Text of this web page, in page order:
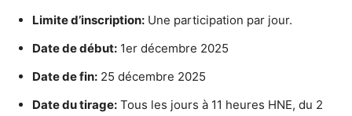
Limite d’inscription: Une participation par jour.
Date de début: 1er décembre 2025
Date de fin: 25 décembre 2025
Date du tirage: Tous les jours à 11 heures HNE, du 2